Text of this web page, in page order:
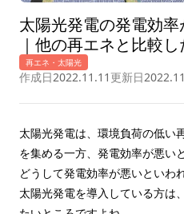
再エネ・太陽光
作成日2022.11.11更新日
太陽光発電の発電効
｜他の再エネと比較
太陽光発電は、環境負荷の低い
を集める一方、発電効率が悪い
どうして発電効率が悪いといわ
太陽光発電を導入している方は